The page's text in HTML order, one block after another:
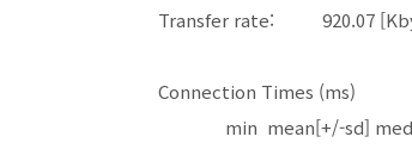
Transfer rate: 920.07
Connection Times (ms)
min mean[+/-sd]